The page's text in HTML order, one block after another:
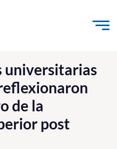
universitarias
de la
post